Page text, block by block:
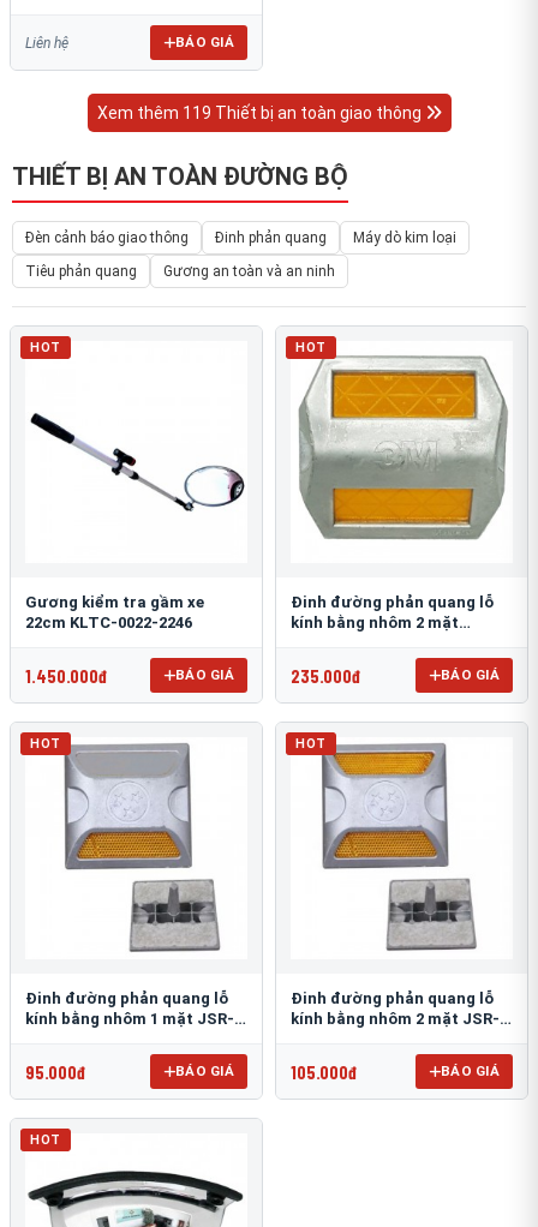
Liên hệ BÁO GIÁ
Xem thêm 119 Thiết bị an toàn giao thông
THIẾT BỊ AN TOÀN ĐƯỜNG BỘ
Đèn cảnh báo giao thông Đinh phản quang
Máy dò kim loại
Tiêu phản quang
Gương an toàn và an ninh
HOT
Gương kiểm tra gầm xe
22cm KLTC-0022-2246
1.450.000đ BÁO GIÁ
HOT
Đinh đường phản quang lỗ
kính bằng nhôm 2 mặt
235.000đ BÁO GIÁ
HOT
Đinh đường phản quang lỗ
kính bằng nhôm 1 mặt JSR-
95.000đ BÁO GIÁ
HOT
Đinh đường phản quang lỗ
kính bằng nhôm 2 mặt JSR-
105.000đ BÁO GIÁ
HOT